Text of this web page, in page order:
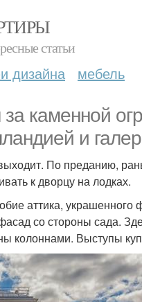
статьи
дизайна мебель
каменной
и
По преданию,
к дворцу на лодках.
аттика, украшенного
со стороны сада.
колоннами. Выступы